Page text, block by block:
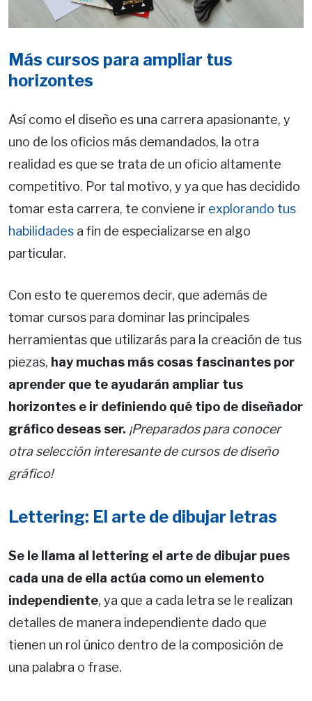
Más cursos para ampliar tus
horizontes
Así como el diseño es una carrera apasionante, y
uno de los oficios más demandados, la otra
realidad es que se trata de un oficio altamente
competitivo. Por tal motivo, y ya que has decidido
tomar esta carrera, te conviene ir explorando tus
habilidades a fin de especializarse en algo
particular.
Con esto te queremos decir, que además de
tomar cursos para dominar las principales
herramientas que utilizarás para la creación de tus
piezas, hay muchas más cosas fascinantes por
aprender que te ayudarán ampliar tus
horizontes e ir definiendo qué tipo de diseñador
gráfico deseas ser. ¡Preparados para conocer
otra selección interesante de cursos de diseño
gráfico!
Lettering: El arte de dibujar letras
Se le llama al lettering el arte de dibujar pues
cada una de ella actúa como un elemento
independiente, ya que a cada letra se le realizan
detalles de manera independiente dado que
tienen un rol único dentro de la composición de
una palabra o frase.